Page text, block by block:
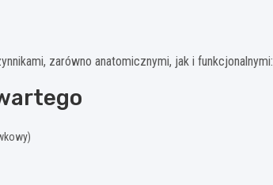
zarówno anatomicznymi, jak i funkcjonalnymi: